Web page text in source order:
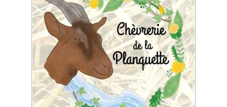
Artisans
Agents immobiliers
Réserver une salle
Salle Georges Delépine
Maison des services et des associations fressinoises